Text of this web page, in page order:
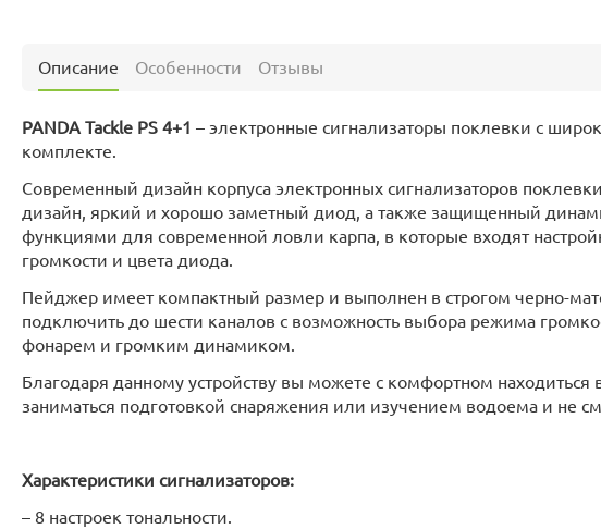
Описание Особенности Отзывы
PANDA Tackle PS 4+1 – электронные сигнализаторы поклевки с
комплекте.
Современный дизайн корпуса электронных сигнализаторов
дизайн, яркий и хорошо заметный диод, а также защищенный
функциями для современной ловли карпа, в которые входят
громкости и цвета диода.
Пейджер имеет компактный размер и выполнен в строгом черно-
подключить до шести каналов с возможность выбора режима
фонарем и громким динамиком.
Благодаря данному устройству вы можете с комфортном
заниматься подготовкой снаряжения или изучением водоема и не
Характеристики сигнализаторов:
– 8 настроек тональности.